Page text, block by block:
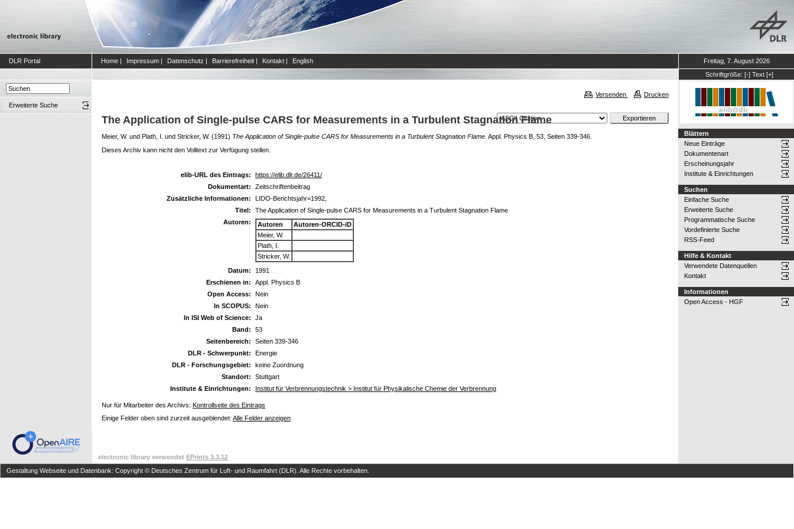
DLR Portal Home | Impressum | Datenschutz | Barrierefreiheit | Kontakt | English
Freitag, 7. August 2026
Schriftgröße: [-] Text [+]
Erweiterte Suche
Versenden Drucken
The Application of Single-pulse CARS for Measurements in a Turbulent Stagnation Flame
Meier, W. und Plath, I. und Stricker, W. (1991) The Application of Single-pulse CARS for Measurements in a Turbulent Stagnation Flame. Appl. Physics B, 53, Seiten 339-346.
Dieses Archiv kann nicht den Volltext zur Verfügung stellen.
elib-URL des Eintrags:
https://elib.dlr.de/26411/
Dokumentart:
Zeitschriftenbeitrag
Zusätzliche Informationen:
LIDO-Berichtsjahr=1992,
Titel:
The Application of Single-pulse CARS for Measurements in a Turbulent Stagnation Flame
Autoren:
Autoren
Autoren-ORCID-iD
Meier, W.
Plath, I.
Stricker, W.
Datum:
1991
Erschienen in:
Appl. Physics B
Open Access:
Nein
In SCOPUS:
Nein
In ISI Web of Science:
Ja
Band:
53
Seitenbereich:
Seiten 339-346
DLR - Schwerpunkt:
Energie
DLR - Forschungsgebiet:
keine Zuordnung
Standort:
Stuttgart
Institute & Einrichtungen:
Institut für Verbrennungstechnik > Institut für Physikalische Chemie der Verbrennung
Nur für Mitarbeiter des Archivs: Kontrollseite des Eintrags
Einige Felder oben sind zurzeit ausgeblendet: Alle Felder anzeigen
Blättern
Neue Einträge
Dokumentenart
Erscheinungsjahr
Institute & Einrichtungen
Suchen
Einfache Suche
Erweiterte Suche
Programmatische Suche
Vordefinierte Suche
RSS-Feed
Hilfe & Kontakt
Verwendete Datenquellen
Kontakt
Informationen
Open Access - HGF
electronic library verwendet EPrints 3.3.12
Gestaltung Webseite und Datenbank: Copyright © Deutsches Zentrum für Luft- und Raumfahrt (DLR). Alle Rechte vorbehalten.